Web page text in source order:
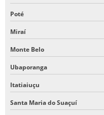
Poté
Miraí
Monte Belo
Ubaporanga
Itatiaiuçu
Santa Maria do Suaçuí